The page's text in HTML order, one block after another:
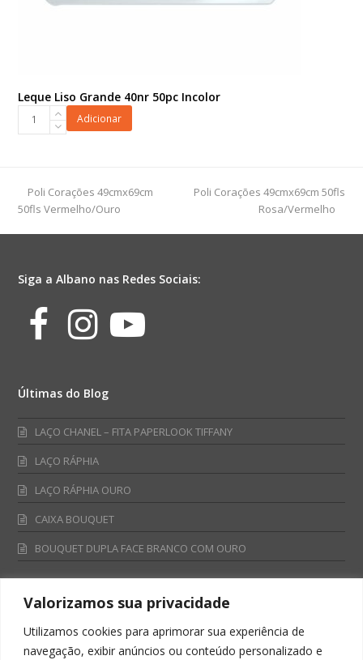
Valorizamos sua privacidade
Utilizamos cookies para aprimorar sua experiência de
navegação, exibir anúncios ou conteúdo personalizado e
Leque Liso Grande 40nr 50pc Incolor
Leque
Incolor
quantidade
Adicionar
previous
post:
Poli Corações 49cmx69cm
50fls Vermelho/Ouro
next
Poli Corações 49cmx69cm 50fls
Rosa/Vermelho
Siga a Albano nas Redes Sociais:
Facebook
Instagram
Youtube
Últimas do Blog
LAÇO CHANEL – FITA PAPERLOOK TIFFANY
LAÇO RÁPHIA
LAÇO RÁPHIA OURO
CAIXA BOUQUET
BOUQUET DUPLA FACE BRANCO COM OURO
Fale Conosco